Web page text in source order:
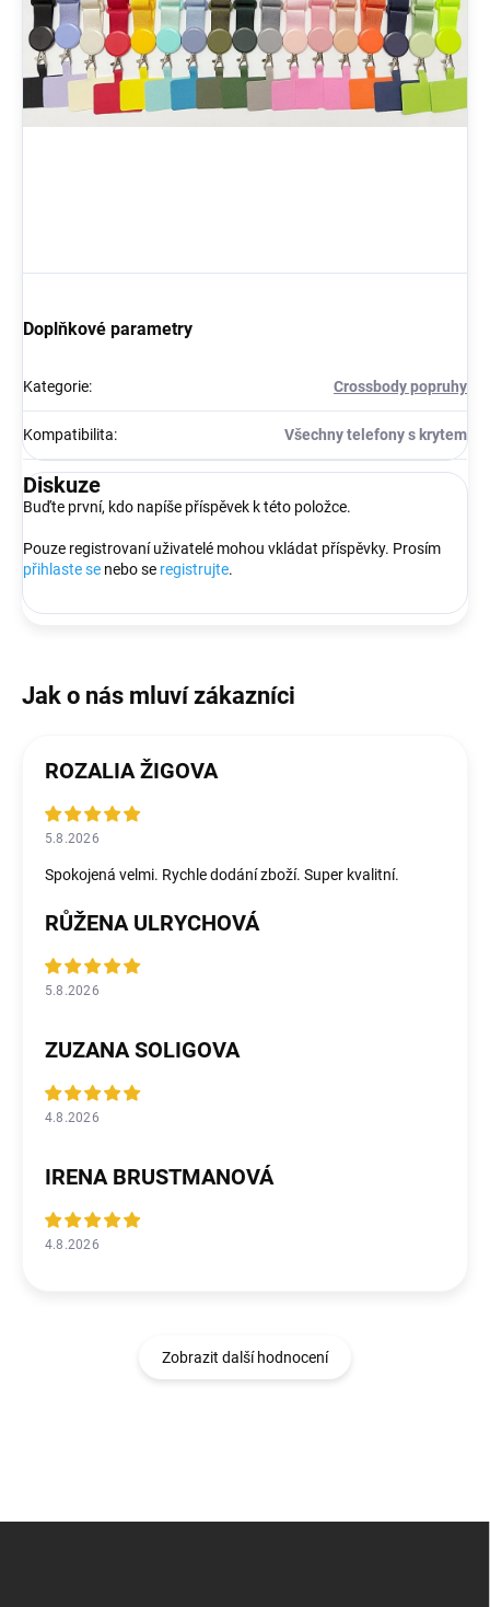
Doplňkové parametry
Kategorie: Crossbody popruhy
Kompatibilita: Všechny telefony s krytem
Diskuze
Buďte první, kdo napíše příspěvek k této položce.
Pouze registrovaní uživatelé mohou vkládat příspěvky. Prosím
přihlaste se nebo se registrujte.
ROZALIA ŽIGOVA
5.8.2026
Spokojená velmi. Rychle dodání zboží. Super kvalitní.
RŮŽENA ULRYCHOVÁ
5.8.2026
ZUZANA SOLIGOVA
4.8.2026
IRENA BRUSTMANOVÁ
4.8.2026
Zobrazit další hodnocení